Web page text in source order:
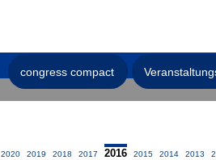
congress compact
2020 2019 2018 2017 2016 2015 2014 2013